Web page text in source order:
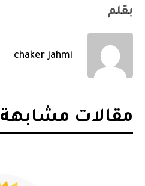
بقلم
chaker jahmi
مقالات مشابهة​